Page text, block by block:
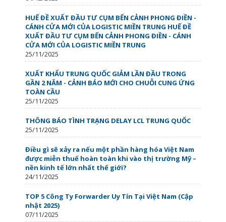
HUẾ ĐỀ XUẤT ĐẦU TƯ CỤM BẾN CẢNH PHONG ĐIỀN -
CÁNH CỬA MỚI CỦA LOGISTIC MIỀN TRUNG HUẾ ĐỀ
XUẤT ĐẦU TƯ CỤM BẾN CẢNH PHONG ĐIỀN - CÁNH
CỬA MỚI CỦA LOGISTIC MIỀN TRUNG
25/11/2025
XUẤT KHẨU TRUNG QUỐC GIẢM LẦN ĐẦU TRONG
GẦN 2 NĂM - CẢNH BÁO MỚI CHO CHUỖI CUNG ỨNG
TOÀN CẦU
25/11/2025
THÔNG BÁO TÌNH TRẠNG DELAY LCL TRUNG QUỐC
25/11/2025
Điều gì sẽ xảy ra nếu một phần hàng hóa Việt Nam
được miễn thuế hoàn toàn khi vào thị trường Mỹ –
nền kinh tế lớn nhất thế giới?
24/11/2025
TOP 5 Công Ty Forwarder Uy Tín Tại Việt Nam (Cập
nhật 2025)
07/11/2025